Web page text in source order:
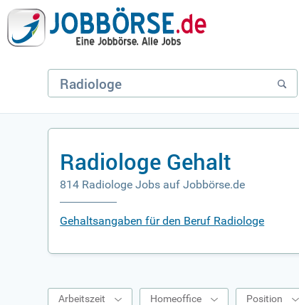
Radiologe Gehalt
814 Radiologe Jobs auf Jobbörse.de
Gehaltsangaben für den Beruf Radiologe
Arbeitszeit Homeoffice Position